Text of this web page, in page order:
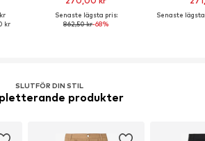
kr
Senaste lägsta pris:
862,50 kr-68%
Senaste lägsta
SLUTFÖR DIN STIL
produkter